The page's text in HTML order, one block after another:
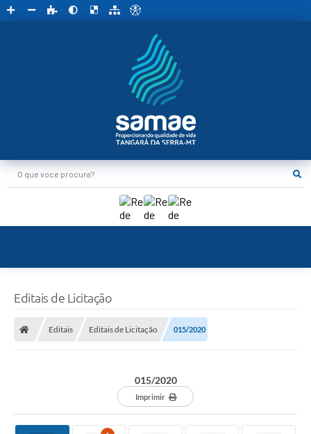
O que voce procura?
Editais de Licitação
Editais Editais de Licitação 015/2020
015/2020
Imprimir